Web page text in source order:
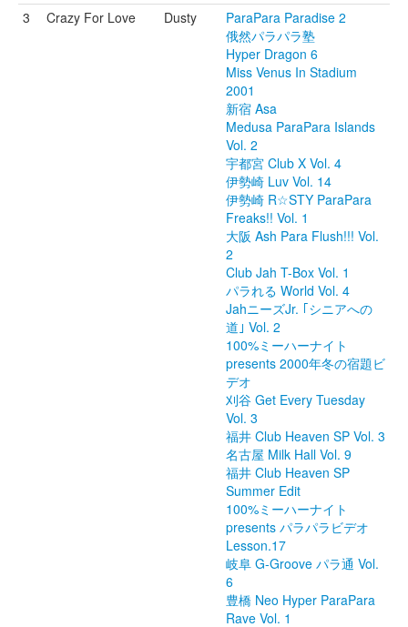
3
Crazy For Love Dusty
ParaPara Paradise 2
俄然パラパラ塾
Hyper Dragon 6
Miss Venus In Stadium
2001
新宿 Asa
Medusa ParaPara Islands
Vol. 2
宇都宮 Club X Vol. 4
伊勢崎 Luv Vol. 14
伊勢崎 R☆STY ParaPara
Freaks!! Vol. 1
大阪 Ash Para Flush!!! Vol.
2
Club Jah T-Box Vol. 1
パラれる World Vol. 4
JahニーズJr. ｢シニアへの
道｣ Vol. 2
100%ミーハーナイト
presents 2000年冬の宿題ビ
デオ
刈谷 Get Every Tuesday
Vol. 3
福井 Club Heaven SP Vol. 3
名古屋 Milk Hall Vol. 9
福井 Club Heaven SP
Summer Edit
100%ミーハーナイト
presents パラパラビデオ
Lesson.17
岐阜 G-Groove パラ通 Vol.
6
豊橋 Neo Hyper ParaPara
Rave Vol. 1